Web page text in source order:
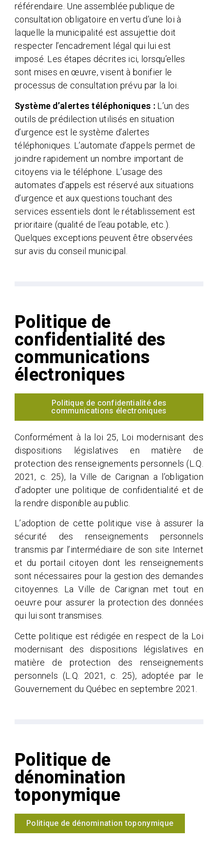
référendaire. Une assemblée publique de
consultation obligatoire en vertu d’une loi à
laquelle la municipalité est assujettie doit
respecter l’encadrement légal qui lui est
imposé. Les étapes décrites ici, lorsqu’elles
sont mises en œuvre, visent à bonifier le
processus de consultation prévu par la loi.
Système d’alertes téléphoniques :L’un des
outils de prédilection utilisés en situation
d’urgence est le système d’alertes
téléphoniques. L’automate d’appels permet de
joindre rapidement un nombre important de
citoyens via le téléphone. L’usage des
automates d’appels est réservé aux situations
d’urgence et aux questions touchant des
services essentiels dont le rétablissement est
prioritaire (qualité de l’eau potable, etc.).
Quelques exceptions peuvent être observées
sur avis du conseil municipal.
Politique de
confidentialité des
communications
électroniques
Politique de confidentialité des
communications électroniques
Conformément à la loi 25, Loi modernisant des
dispositions législatives en matière de
protection des renseignements personnels (L.Q.
2021, c. 25), la Ville de Carignan a l’obligation
d’adopter une politique de confidentialité et de
la rendre disponible au public.
L’adoption de cette politique vise à assurer la
sécurité des renseignements personnels
transmis par l’intermédiaire de son site Internet
et du portail citoyen dont les renseignements
sont nécessaires pour la gestion des demandes
citoyennes. La Ville de Carignan met tout en
oeuvre pour assurer la protection des données
qui lui sont transmises.
Cette politique est rédigée en respect de la Loi
modernisant des dispositions législatives en
matière de protection des renseignements
personnels (L.Q. 2021, c. 25), adoptée par le
Gouvernement du Québec en septembre 2021.
Politique de
dénomination
toponymique
Politique de dénomination toponymique